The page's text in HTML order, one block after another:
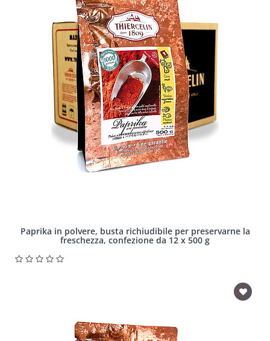
Paprika in polvere, busta richiudibile per preservarne la
freschezza, confezione da 12 x 500 g